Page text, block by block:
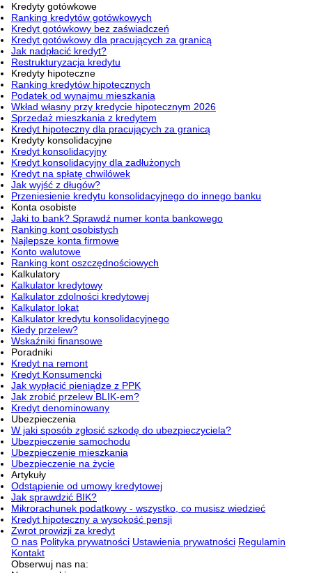
Kredyty gotówkowe
Ranking kredytów gotówkowych
Kredyt gotówkowy bez zaświadczeń
Kredyt gotówkowy dla pracujących za granicą
Jak nadpłacić kredyt?
Restrukturyzacja kredytu
Kredyty hipoteczne
Ranking kredytów hipotecznych
Podatek od wynajmu mieszkania
Wkład własny przy kredycie hipotecznym 2026
Sprzedaż mieszkania z kredytem
Kredyt hipoteczny dla pracujących za granicą
Kredyty konsolidacyjne
Kredyt konsolidacyjny
Kredyt konsolidacyjny dla zadłużonych
Kredyt na spłatę chwilówek
Jak wyjść z długów?
Przeniesienie kredytu konsolidacyjnego do innego banku
Konta osobiste
Jaki to bank? Sprawdź numer konta bankowego
Ranking kont osobistych
Najlepsze konta firmowe
Konto walutowe
Ranking kont oszczędnościowych
Kalkulatory
Kalkulator kredytowy
Kalkulator zdolności kredytowej
Kalkulator lokat
Kalkulator kredytu konsolidacyjnego
Kiedy przelew?
Wskaźniki finansowe
Poradniki
Kredyt na remont
Kredyt Konsumencki
Jak wypłacić pieniądze z PPK
Jak zrobić przelew BLIK-em?
Kredyt denominowany
Ubezpieczenia
W jaki sposób zgłosić szkodę do ubezpieczyciela?
Ubezpieczenie samochodu
Ubezpieczenie mieszkania
Ubezpieczenie na życie
Artykuły
Odstąpienie od umowy kredytowej
Jak sprawdzić BIK?
Mikrorachunek podatkowy - wszystko, co musisz wiedzieć
Kredyt hipoteczny a wysokość pensji
Zwrot prowizji za kredyt
O nas Polityka prywatności Ustawienia prywatności Regulamin
Kontakt
Obserwuj nas na: